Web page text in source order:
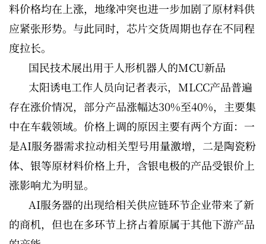
料价格均在上涨，地缘冲突也进一步加剧了原材料供
应紧张形势。与此同时，芯片交货周期也存在不同程
度拉长。
国民技术展出用于人形机器人的MCU新品
太阳诱电工作人员向记者表示，MLCC产品普遍
存在涨价情况，部分产品涨幅达30%至40%，主要集
中在车载领域。价格上调的原因主要有两个方面：一
是AI服务器需求拉动相关型号用量激增，二是陶瓷粉
体、银等原材料价格上升，含银电极的产品受银价上
涨影响尤为明显。
AI服务器的出现给相关供应链环节企业带来了新
的商机，但也在多环节上挤占着原属于其他下游产品